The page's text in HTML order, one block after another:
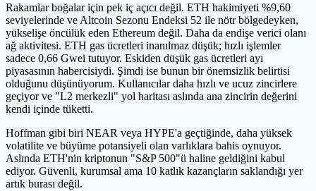
Rakamlar boğalar için pek iç açıcı değil. ETH hakimiyeti %9,60
seviyelerinde ve Altcoin Sezonu Endeksi 52 ile nötr bölgedeyken,
yükselişe öncülük eden Ethereum değil. Daha da endişe verici olanı
ağ aktivitesi. ETH gas ücretleri inanılmaz düşük; hızlı işlemler
sadece 0,66 Gwei tutuyor. Eskiden düşük gas ücretleri ayı
piyasasının habercisiydi. Şimdi ise bunun bir önemsizlik belirtisi
olduğunu düşünüyorum. Kullanıcılar daha hızlı ve ucuz zincirlere
geçiyor ve "L2 merkezli" yol haritası aslında ana zincirin değerini
kendi içinde tüketti.
Hoffman gibi biri NEAR veya HYPE'a geçtiğinde, daha yüksek
volatilite ve büyüme potansiyeli olan varlıklara bahis oynuyor.
Aslında ETH'nin kriptonun "S&P 500"ü haline geldiğini kabul
ediyor. Güvenli, kurumsal ama 10 katlık kazançların saklandığı yer
artık burası değil.